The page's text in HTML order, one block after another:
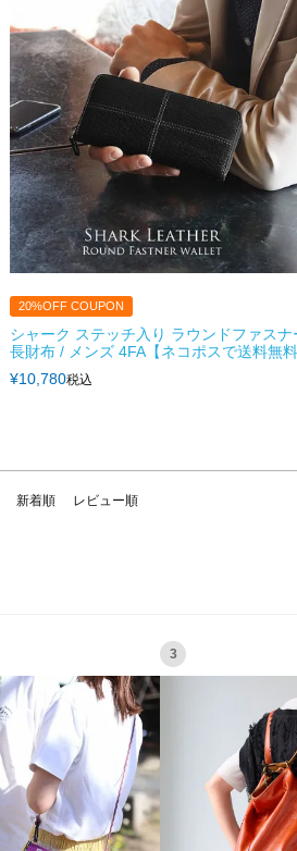
20%OFF COUPON
シャーク ステッチ入り ラウンドファスナ
長財布 / メンズ 4FA【ネコポスで送料無料
¥10,780税込
新着順 レビュー順
3